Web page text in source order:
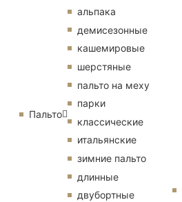
Пальто
альпака
демисезонные
кашемировые
шерстяные
пальто на меху
парки
классические
итальянские
зимние пальто
длинные
двубортные